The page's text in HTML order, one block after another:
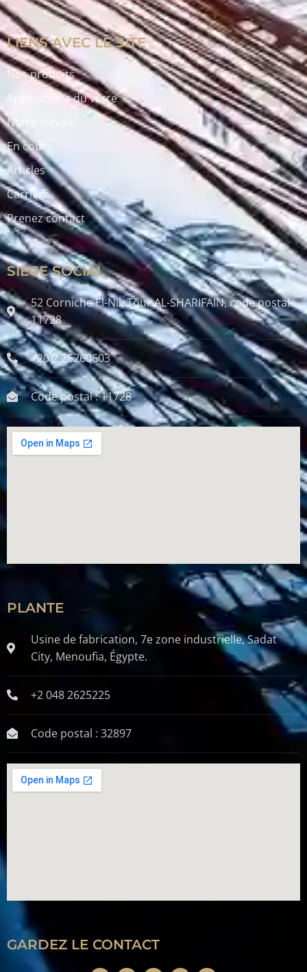
LIENS AVEC LE SITE
Nos produits
Applications du verre
Notre travail
En cours
Articles
Carrière
Prenez contact
SIÈGE SOCIAL
52 Corniche El-Nil, Tour AL-SHARIFAIN, code postal :
11728
+20 2 25260603
Code postal : 11728
PLANTE
Usine de fabrication, 7e zone industrielle, Sadat
City, Menoufia, Égypte.
+2 048 2625225
Code postal : 32897
GARDEZ LE CONTACT